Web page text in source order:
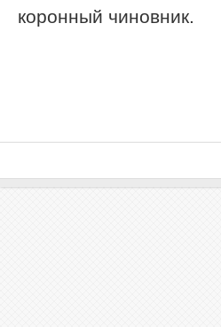
коронный чиновник.